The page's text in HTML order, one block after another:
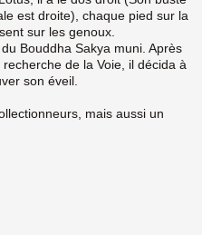
est droite), chaque pied sur la
sur les genoux.
Bouddha Sakya muni. Après
de la Voie, il décida à
son éveil.
mais aussi un